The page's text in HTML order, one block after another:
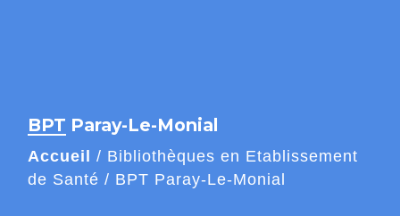
BPT Paray-Le-Monial
Accueil / Bibliothèques en Etablissement
de Santé / BPT Paray-Le-Monial